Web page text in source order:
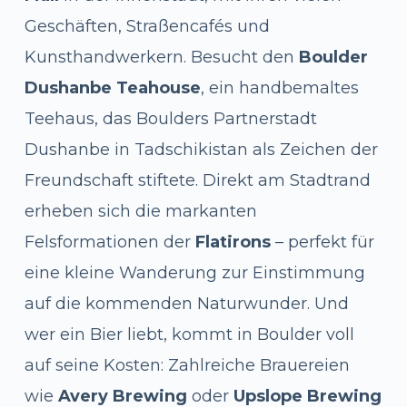
Geschäften, Straßencafés und
Kunsthandwerkern. Besucht den Boulder
Dushanbe Teahouse, ein handbemaltes
Teehaus, das Boulders Partnerstadt
Dushanbe in Tadschikistan als Zeichen der
Freundschaft stiftete. Direkt am Stadtrand
erheben sich die markanten
Felsformationen der Flatirons– perfekt für
eine kleine Wanderung zur Einstimmung
auf die kommenden Naturwunder. Und
wer ein Bier liebt, kommt in Boulder voll
auf seine Kosten: Zahlreiche Brauereien
wie Avery Brewing oder Upslope Brewing